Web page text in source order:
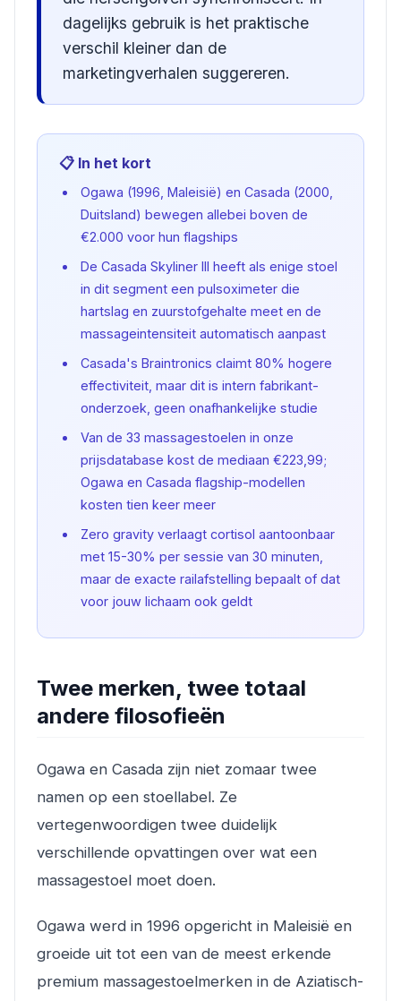
dagelijks gebruik is het praktische
verschil kleiner dan de
marketingverhalen suggereren.
📋 In het kort
Ogawa (1996, Maleisië) en Casada (2000,
Duitsland) bewegen allebei boven de
€2.000 voor hun flagships
De Casada Skyliner III heeft als enige stoel
in dit segment een pulsoximeter die
hartslag en zuurstofgehalte meet en de
massageintensiteit automatisch aanpast
Casada's Braintronics claimt 80% hogere
effectiviteit, maar dit is intern fabrikant-
onderzoek, geen onafhankelijke studie
Van de 33 massagestoelen in onze
prijsdatabase kost de mediaan €223,99;
Ogawa en Casada flagship-modellen
kosten tien keer meer
Zero gravity verlaagt cortisol aantoonbaar
met 15-30% per sessie van 30 minuten,
maar de exacte railafstelling bepaalt of dat
voor jouw lichaam ook geldt
Twee merken, twee totaal
andere filosofieën
Ogawa en Casada zijn niet zomaar twee
namen op een stoellabel. Ze
vertegenwoordigen twee duidelijk
verschillende opvattingen over wat een
massagestoel moet doen.
Ogawa werd in 1996 opgericht in Maleisië en
groeide uit tot een van de meest erkende
premium massagestoelmerken in de Aziatisch-